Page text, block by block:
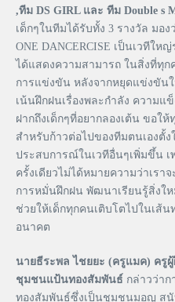
,ทีม DS GIRL และ ทีม Double s
เด็กๆในทีมได้รับทั้ง 3 รางวัล มอ
ONE DANCERCISE เป็นเวทีใ
ได้แสดงความสามารถ ในสิ่งที่ทุ
การแข่งขัน หลังจากหยุดแข่งขัน
เน้นฝึกฝนเรื่องพละกำลัง ความแ
ฝากถึงเด็กๆที่อยากลองเต้น ขอใ
สำหรับก้าวต่อไปของทีมตนเองตั้ง
ประสบการณ์ในเวทีอื่นๆเพิ่มขึ้น เ
ครั้งเดียวไม่ได้หมายความว่าเรา
การหมั่นฝึกฝน พัฒนาเรียนรู้สิ่งใ
ช่วยให้เด็กทุกคนเติบโตไปในเส้
อนาคต
นายธีระพล ไชยยะ (ครูแมค) ครู
ชุมชนแป้นทองสัมพันธ์ กล่าวว่า
ทองสัมพันธ์ซึ่งเป็นชุมชนมอญ สนั